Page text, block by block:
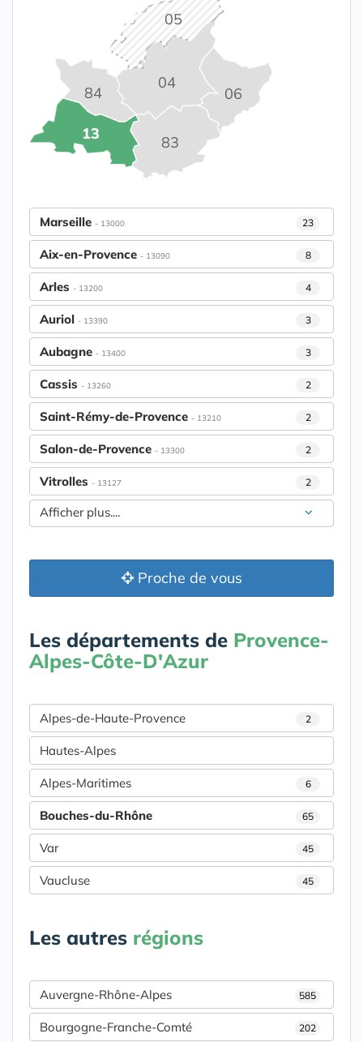
04
05
06
13 83
84
Marseille - 13000 23
Aix-en-Provence - 13090 8
Arles - 13200 4
Auriol - 13390 3
Aubagne - 13400 3
Cassis - 13260 2
Saint-Rémy-de-Provence - 13210 2
Salon-de-Provence - 13300 2
Vitrolles - 13127 2
Afficher plus....
Proche de vous
Les départements de Provence-
Alpes-Côte-D'Azur
Alpes-de-Haute-Provence 2
Hautes-Alpes
Alpes-Maritimes 6
Bouches-du-Rhône 65
Var 45
Vaucluse 45
Les autres régions
Auvergne-Rhône-Alpes 585
Bourgogne-Franche-Comté 202